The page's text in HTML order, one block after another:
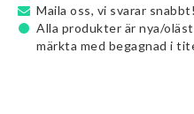
Maila oss, vi svarar snabbt!
Alla produkter är nya/
märkta med begagnad i